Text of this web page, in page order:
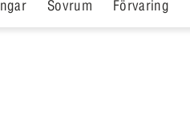
Sovrum Förvaring